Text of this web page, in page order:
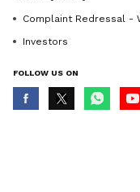
Complaint Redressal -
Investors
FOLLOW US ON